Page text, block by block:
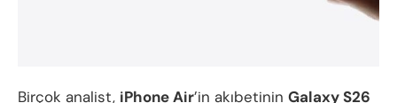
Birçok analist, iPhone Air’in akıbetinin Galaxy S26